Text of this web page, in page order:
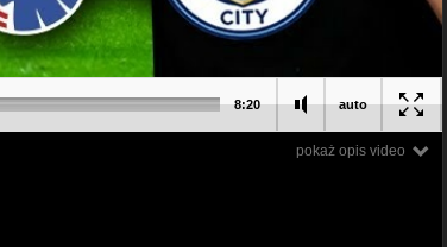
auto
8:20
pokaż opis video